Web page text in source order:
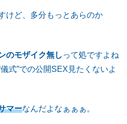
けど、多分もっとあらのか
のモザイク無し って処ですよね
式”での公開SEX見たくないよ
マーなんだよなぁぁぁ。